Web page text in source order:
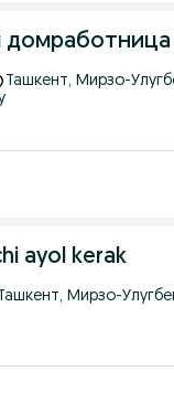
Ташкент, Мирзо-
ayol kerak
Ташкент, Мирзо-